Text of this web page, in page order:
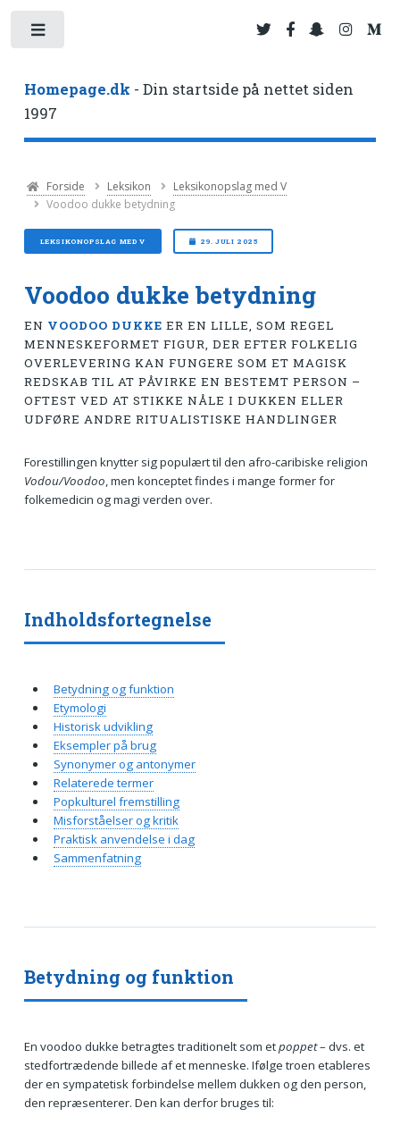
Homepage.dk - Din startside på nettet siden
1997
Forside Leksikon
Leksikonopslag med V
Voodoo dukke betydning
LEKSIKONOPSLAG MED V 29. JULI 2025
Voodoo dukke betydning
EN VOODOO DUKKE ER EN LILLE, SOM REGEL
MENNESKEFORMET FIGUR, DER EFTER FOLKELIG
OVERLEVERING KAN FUNGERE SOM ET MAGISK
REDSKAB TIL AT PÅVIRKE EN BESTEMT PERSON –
OFTEST VED AT STIKKE NÅLE I DUKKEN ELLER
UDFØRE ANDRE RITUALISTISKE HANDLINGER
Forestillingen knytter sig populært til den afro-caribiske religion
Vodou/Voodoo, men konceptet findes i mange former for
folkemedicin og magi verden over.
Betydning og funktion
En voodoo dukke betragtes traditionelt som etpoppet– dvs. et
stedfortrædende billede af et menneske. Ifølge troen etableres
der en sympatetisk forbindelse mellem dukken og den person,
den repræsenterer. Den kan derfor bruges til:
Indholdsfortegnelse
Betydning og funktion
Etymologi
Historisk udvikling
Eksempler på brug
Synonymer og antonymer
Relaterede termer
Popkulturel fremstilling
Misforståelser og kritik
Praktisk anvendelse i dag
Sammenfatning